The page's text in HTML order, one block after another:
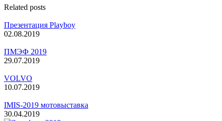
Related posts
Презентация Playboy
02.08.2019
ПМЭФ 2019
29.07.2019
VOLVO
10.07.2019
IMIS-2019 мотовыставка
30.04.2019